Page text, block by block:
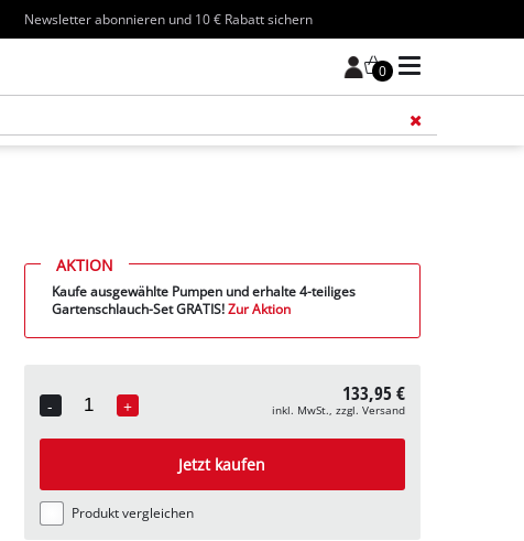
Newsletter abonnieren und 10 € Rabatt sichern
0
AKTION
Kaufe ausgewählte Pumpen und erhalte 4-teiliges
Gartenschlauch-Set GRATIS!Zur Aktion
-
Quantity
+ 133,95 €
inkl. MwSt., zzgl. Versand
Jetzt kaufen
Produkt vergleichen